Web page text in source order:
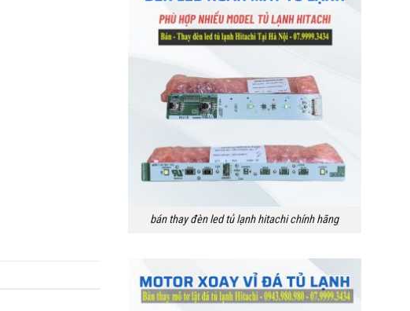
bán thay đèn led tủ lạnh hitachi chính hãng